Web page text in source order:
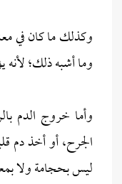
وكذلك ما كان في
وما أشبه ذلك؛ لأنه
وأما خروج الدم
الجرح، أو أخذ دم
ليس بحجامة ولا